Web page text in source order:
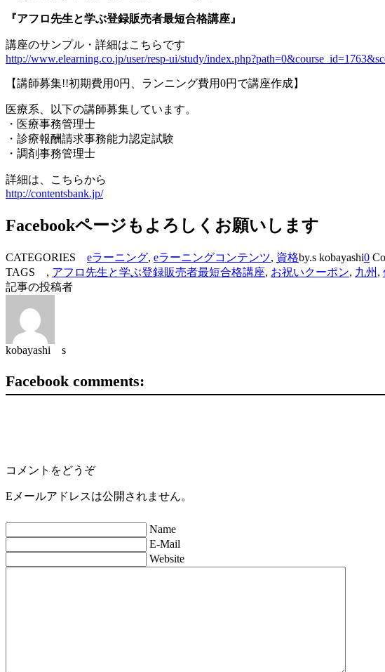
『アフロ先生と学ぶ登録販売者最短合格講座』
講座のサンプル・詳細はこちらです
http://www.elearning.co.jp/user/resp-ui/study/
【講師募集!!初期費用0円、ランニング費用0円で講座作成】
医療系、以下の講師募集しています。
・医療事務管理士
・診療報酬請求事務能力認定試験
・調剤事務管理士
詳細は、こちらから
http://contentsbank.jp/
Facebookページもよろしくお願いします
CATEGORIES eラーニング, eラーニングコンテンツ, 資格by.s kobayashi0
TAGS , アフロ先生と学ぶ登録販売者最短合格講座, お祝いクーポン, 九州 ,
記事の投稿者
kobayashi s
Facebook comments:
コメントをどうぞ
Eメールアドレスは公開されません。
Name
E-Mail
Website